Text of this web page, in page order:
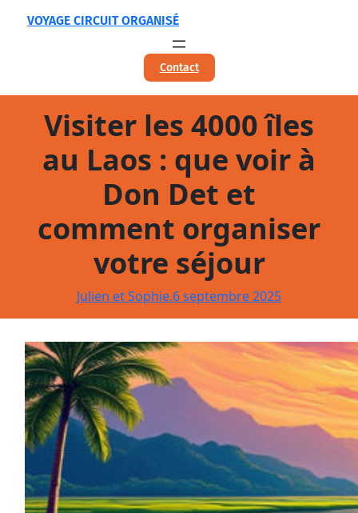
VOYAGE CIRCUIT ORGANISÉ
Contact
Visiter les 4000 îles
au Laos : que voir à
Don Det et
comment organiser
votre séjour
Julien et Sophie.6 septembre 2025